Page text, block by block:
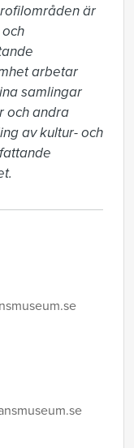
är
arbetar
samlingar
och andra
av kultur- och